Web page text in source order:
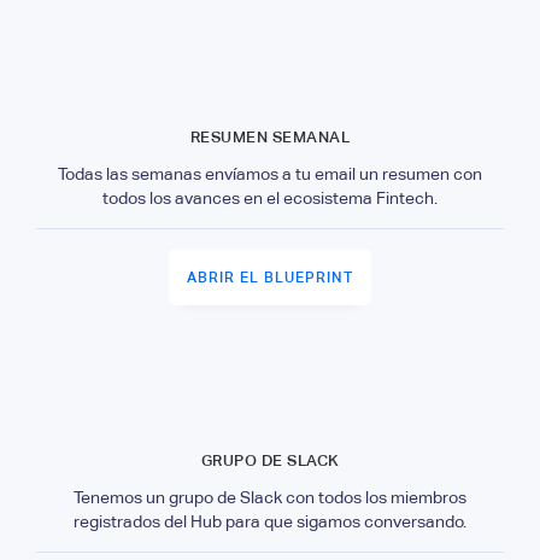
RESUMEN SEMANAL
Todas las semanas envíamos a tu email un resumen con
todos los avances en el ecosistema Fintech.
ABRIR EL BLUEPRINT
GRUPO DE SLACK
Tenemos un grupo de Slack con todos los miembros
registrados del Hub para que sigamos conversando.